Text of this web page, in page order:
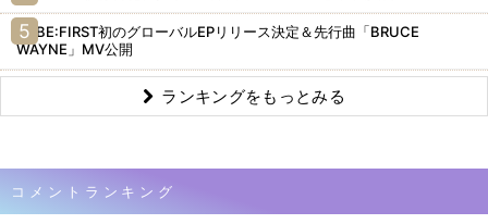
BE:FIRST初のグローバルEPリリース決定＆先行曲「BRUCE
WAYNE」MV公開
ランキングをもっとみる
コメントランキング